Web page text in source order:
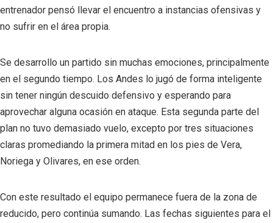
entrenador pensó llevar el encuentro a instancias ofensivas y
no sufrir en el área propia.
Se desarrollo un partido sin muchas emociones, principalmente
en el segundo tiempo. Los Andes lo jugó de forma inteligente
sin tener ningún descuido defensivo y esperando para
aprovechar alguna ocasión en ataque. Esta segunda parte del
plan no tuvo demasiado vuelo, excepto por tres situaciones
claras promediando la primera mitad en los pies de Vera,
Noriega y Olivares, en ese orden.
Con este resultado el equipo permanece fuera de la zona de
reducido, pero continúa sumando. Las fechas siguientes para el